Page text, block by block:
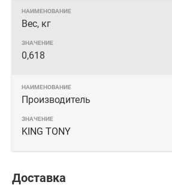
Вес, кг
0,618
Производитель
KING TONY
Доставка